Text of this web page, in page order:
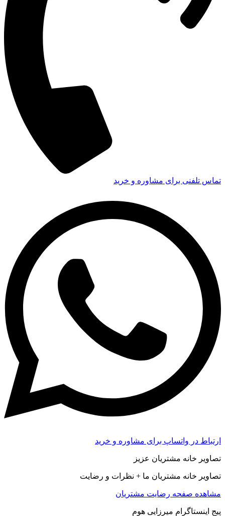
تماس تلفنی برای مشاوره و خرید
ارتباط در واتساپ برای مشاوره و خرید
تصاویر خانه مشتریان عزیز
تصاویر خانه مشتریان ما + نظرات و رضایت
مشاهده صفحه رضايت مشتريان
پیج اینستاگرام میرزایی هوم